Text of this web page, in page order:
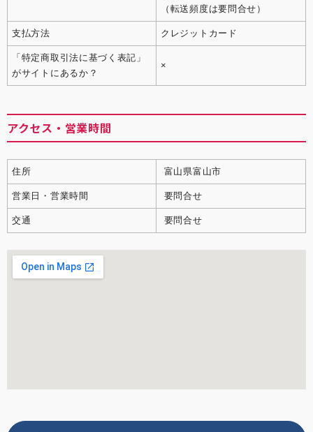
（転送頻度は要問合せ）
支払方法 クレジットカード
「特定商取引法に基づく表記」
がサイトにあるか？
×
アクセス・営業時間
住所 富山県富山市
営業日・営業時間 要問合せ
交通 要問合せ